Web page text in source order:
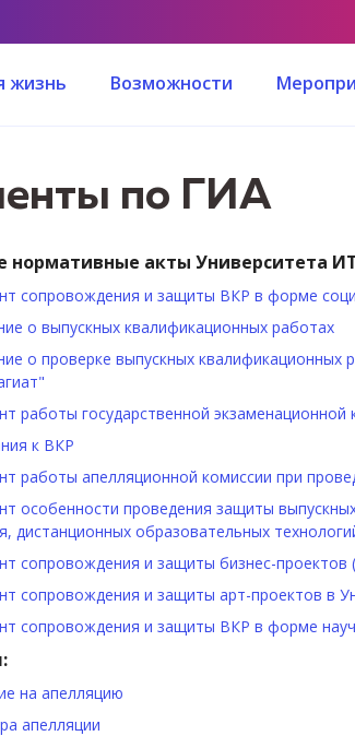
жизнь Возможности
по ГИА
нормативные акты Университета
сопровождения и защиты ВКР в форме
о выпускных квалификационных работах
о проверке выпускных
работы государственной
к ВКР
работы апелляционной комиссии при
особенности проведения защиты
дистанционных образовательных
сопровождения и защиты бизнес-
сопровождения и защиты арт-проектов в
сопровождения и защиты ВКР в форме
на апелляцию
апелляции